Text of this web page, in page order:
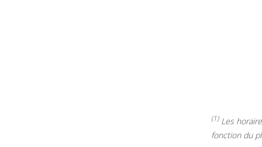
(1)Les
fonction du